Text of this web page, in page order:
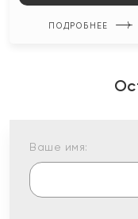
ПОДРОБНЕЕ
Ваше имя: